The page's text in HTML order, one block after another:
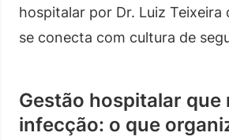
hospitalar por Dr. Luiz Teixeira
se conecta com cultura de
Gestão hospitalar que
infecção: o que